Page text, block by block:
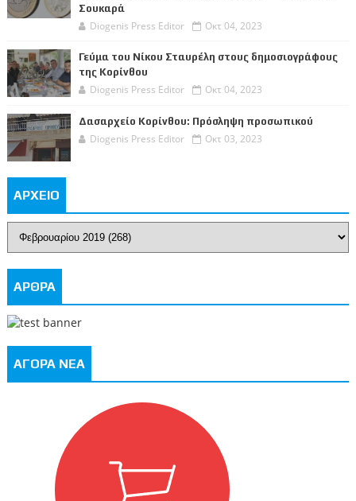
Σουκαρά
Diogenis Press Editor Οκτ 04, 2023
Γεύμα του Νίκου Σταυρέλη στους δημοσιογράφους
της Κορίνθου
Diogenis Press Editor Οκτ 04, 2023
Δασαρχείο Κορίνθου: Πρόσληψη προσωπικού
Diogenis Press Editor Οκτ 03, 2023
ΑΡΧΕΙΟ
ΑΡΘΡΑ
ΑΓΟΡΑ ΝΕΑ